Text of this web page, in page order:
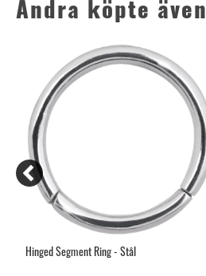
Andra köpte även
Hinged Segment Ring - Stål